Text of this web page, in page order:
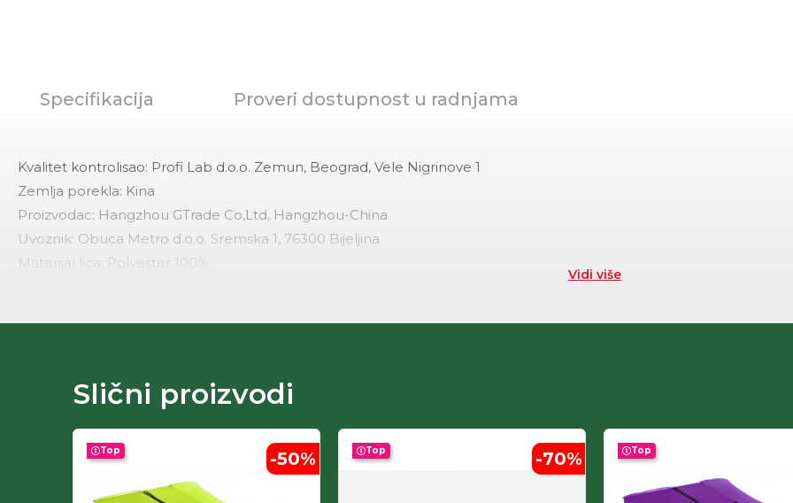
Specifikacija Proveri dostupnost u radnjama
Kvalitet kontrolisao: Profi Lab d.o.o. Zemun, Beograd, Vele Nigrinove 1
Zemlja porekla: Kina
Proizvodac: Hangzhou GTrade Co,Ltd, Hangzhou-China
Uvoznik: Obuca Metro d.o.o. Sremska 1, 76300 Bijeljina
Materijal lica: Polyester 100%
Godina JCI: Jci -199/30.01.2025.
Vidi više
Slični proizvodi
Top -50% Top -70% Top